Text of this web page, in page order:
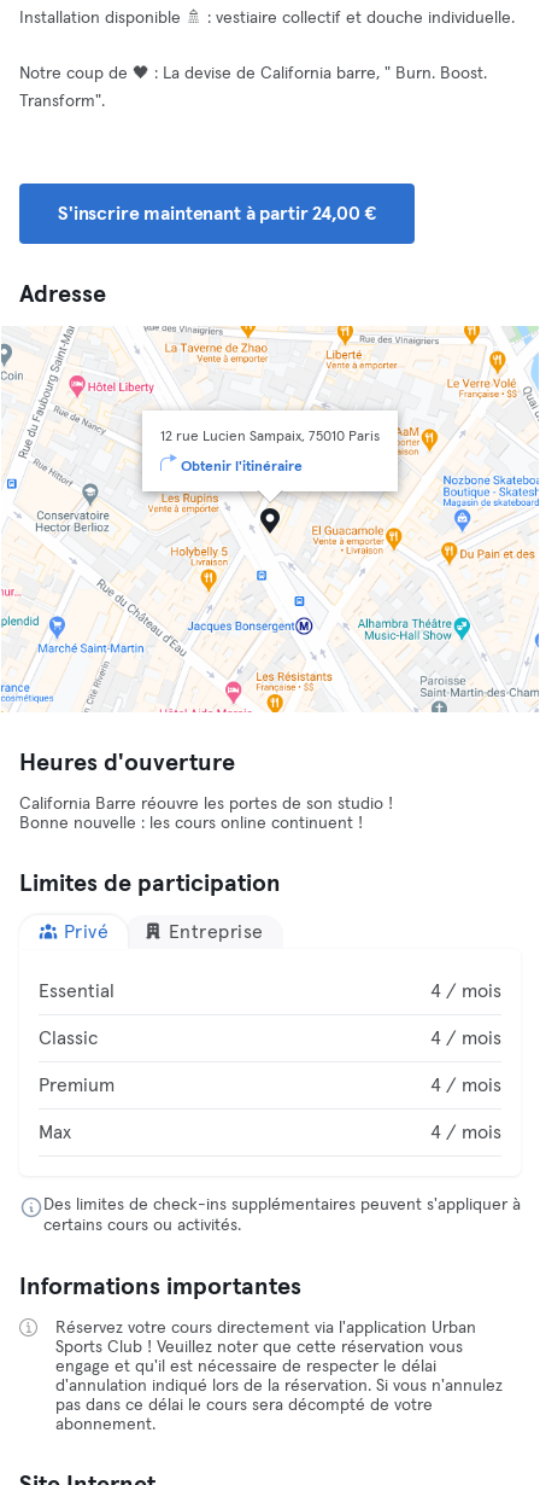
Installation disponible 🚿 : vestiaire collectif et douche individuelle.
Notre coup de 🖤 : La devise de California barre, " Burn. Boost.
Transform".
S'inscrire maintenant à partir 24,00 €
Adresse
12 rue Lucien Sampaix, 75010 Paris
Obtenir l'itinéraire
Heures d'ouverture
California Barre réouvre les portes de son studio !
Bonne nouvelle : les cours online continuent !
Limites de participation
Privé Entreprise
Essential 4 / mois
Classic 4 / mois
Premium 4 / mois
Max 4 / mois
Des limites de check-ins supplémentaires peuvent s'appliquer à
certains cours ou activités.
Informations importantes
Réservez votre cours directement via l'application Urban
Sports Club ! Veuillez noter que cette réservation vous
engage et qu'il est nécessaire de respecter le délai
d'annulation indiqué lors de la réservation. Si vous n'annulez
pas dans ce délai le cours sera décompté de votre
abonnement.